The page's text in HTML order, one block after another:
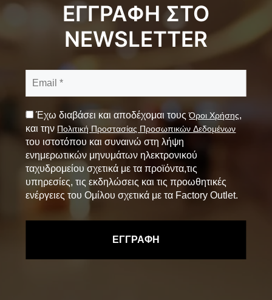
ΕΓΓΡΑΦΗ ΣΤΟ
NEWSLETTER
Έχω διαβάσει και αποδέχομαι τουςΌροι Χρήσης,
και την Πολιτική Προστασίας Προσωπικών Δεδομένων
του ιστοτόπου και συναινώ στη λήψη
ενημερωτικών μηνυμάτων ηλεκτρονικού
ταχυδρομείου σχετικά με τα προϊόντα,τις
υπηρεσίες, τις εκδηλώσεις και τις προωθητικές
ενέργειες του Ομίλου σχετικά με τα Factory Outlet.